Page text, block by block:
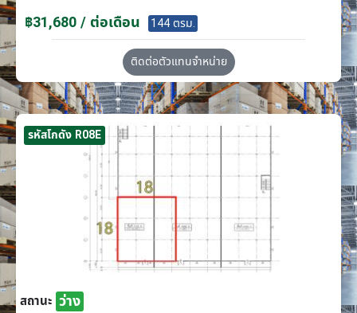
฿31,680 / ต่อเดือน 144 ตรม.
ติดต่อตัวแทนจำหน่าย
รหัสโกดัง R08E
สถานะ ว่าง